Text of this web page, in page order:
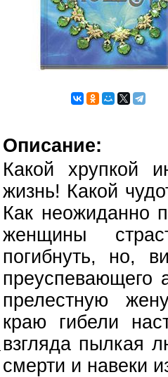
Описание:
Какой хрупкой
жизнь! Какой
Как неожиданно
женщины
погибнуть, но,
преуспевающего
прелестную
краю гибели
взгляда пылкая
смерти и навеки